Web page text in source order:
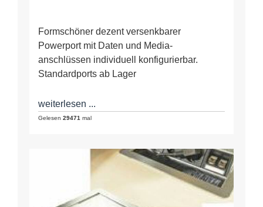
Formschöner dezent versenkbarer
Powerport mit Daten und Media-
anschlüssen individuell konfigurierbar.
Standardports ab Lager
weiterlesen ...
Gelesen 29471 mal